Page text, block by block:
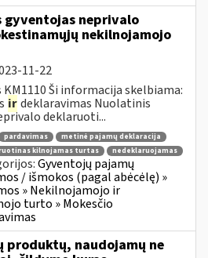
neprivalo
nekilnojamojo
11-22
Ši informacija skelbiama:
irdeklaravimas Nuolatinis
deklaruoti...
pardavimas
metinė pajamų deklaracija
kilnojamas turtas nedeklaruojamas
Gyventojų pajamų
/ išmokos (pagal abėcėlę) »
» Nekilnojamojo ir
turto » Mokesčio
produktų, naudojamų ne